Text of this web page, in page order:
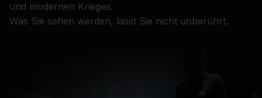
und modernen Krieges.
Was Sie sehen werden, lässt Sie nicht unberührt.